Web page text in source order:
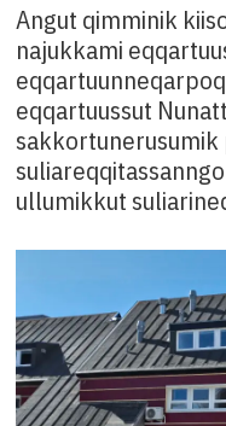
Angut qimminik
najukkami
eqqartuussut
sakkortunerusumik
ullumikkut